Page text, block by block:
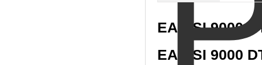
EA-PSI 9000
EA-PSI 9000